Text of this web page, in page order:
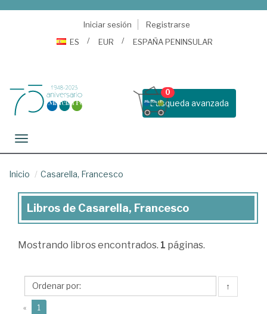
Iniciar sesión
Registrarse
ES
EUR ESPAÑA PENINSULAR
Busqueda avanzada
0
Toggle navigation
Inicio Casarella, Francesco
Libros
Casarella,
Libros de Casarella, Francesco
Mostrando libros encontrados. 1 páginas.
↑
« 1